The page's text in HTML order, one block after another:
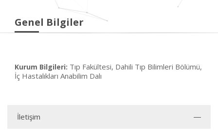
Genel Bilgiler
Kurum Bilgileri: Tıp Fakültesi, Dahili Tıp Bilimleri Bölümü,
İç Hastalıkları Anabilim Dalı
İletişim